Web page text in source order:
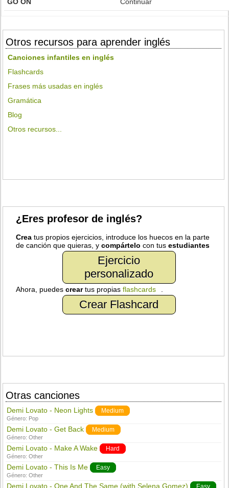
Otros recursos para aprender inglés
Canciones infantiles en inglés
Flashcards
Frases más usadas en inglés
Gramática
Blog
Otros recursos...
¿Eres profesor de inglés?
Crea tus propios ejercicios, introduce los huecos en la parte
de canción que quieras, ycompártelo con tusestudiantes
Ejercicio
personalizado
Ahora, puedescreartus propiasflashcards
Crear Flashcard
Otras canciones
Demi Lovato - Neon Lights Medium
Género: Pop
Demi Lovato - Get Back Medium
Género:Other
Demi Lovato - Make A Wake Hard
Género:Other
Demi Lovato - This Is Me Easy
Género:Other
Demi Lovato - One And The Same (with Selena Gomez) Easy